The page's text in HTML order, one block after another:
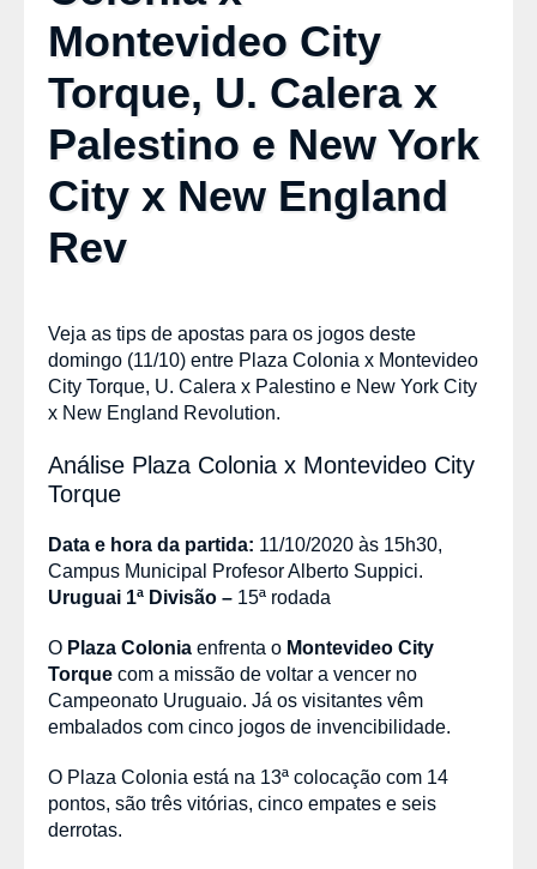
Montevideo City
Torque, U. Calera x
Palestino e New York
City x New England
Rev
Veja as tips de apostas para os jogos deste
domingo (11/10) entre Plaza Colonia x Montevideo
City Torque, U. Calera x Palestino e New York City
x New England Revolution.
Análise Plaza Colonia x Montevideo City
Torque
Data e hora da partida: 11/10/2020 às 15h30,
Campus Municipal Profesor Alberto Suppici.
Uruguai 1ª Divisão – 15ª rodada
O Plaza Colonia enfrenta o Montevideo City
Torque com a missão de voltar a vencer no
Campeonato Uruguaio. Já os visitantes vêm
embalados com cinco jogos de invencibilidade.
O Plaza Colonia está na 13ª colocação com 14
pontos, são três vitórias, cinco empates e seis
derrotas.